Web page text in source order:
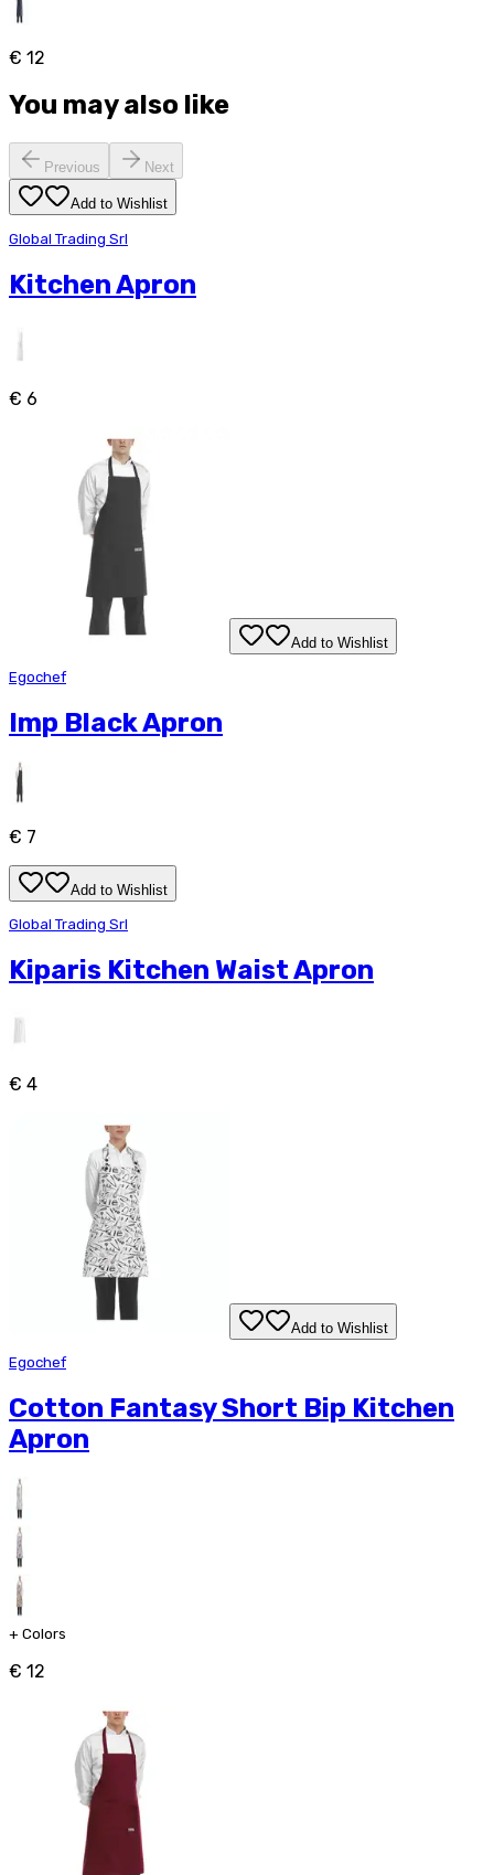
€ 12
You may also like
Previous Next
Add to Wishlist
Global Trading Srl
Kitchen Apron
€ 6
Add to Wishlist
Egochef
Imp Black Apron
€ 7
Add to Wishlist
Global Trading Srl
Kiparis Kitchen Waist Apron
€ 4
Add to Wishlist
Egochef
Cotton Fantasy Short Bip Kitchen
Apron
+ Colors
€ 12